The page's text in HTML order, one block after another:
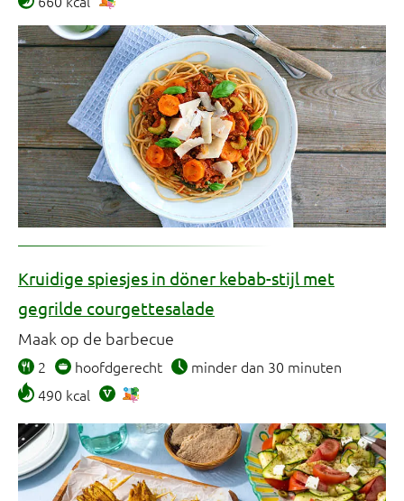
Kruidige spiesjes in döner kebab-stijl met
gegrilde courgettesalade
Maak op de barbecue
2 hoofdgerecht
minder dan 30 minuten
490 kcal